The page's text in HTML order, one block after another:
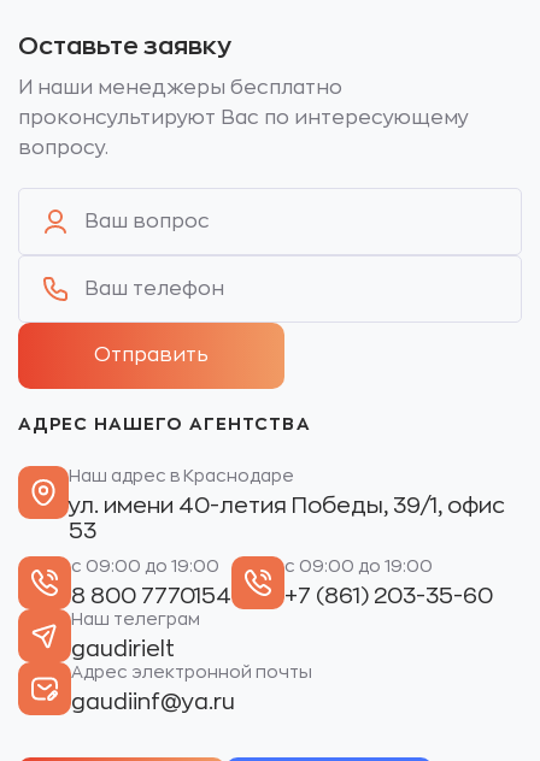
Оставьте заявку
И наши менеджеры бесплатно
проконсультируют Вас по интересующему
вопросу.
АДРЕС НАШЕГО АГЕНТСТВА
Наш адрес в Краснодаре
ул. имени 40-летия Победы, 39/1, офис
53
с 09:00 до 19:00
8 800 7770154
с 09:00 до 19:00
+7 (861) 203-35-60
Наш телеграм
gaudirielt
Адрес электронной почты
gaudiinf@ya.ru